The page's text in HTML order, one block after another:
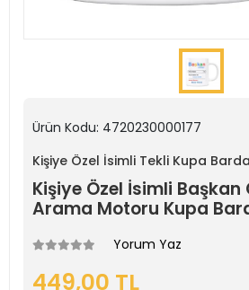
Ürün Kodu: 4720230000177
Kişiye Özel İsimli Tekli Kupa
Kişiye Özel İsimli Başkan
Arama Motoru Kupa
Yorum Yaz
449,00 TL